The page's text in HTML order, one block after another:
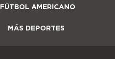
FÚTBOL AMERICANO
MÁS DEPORTES